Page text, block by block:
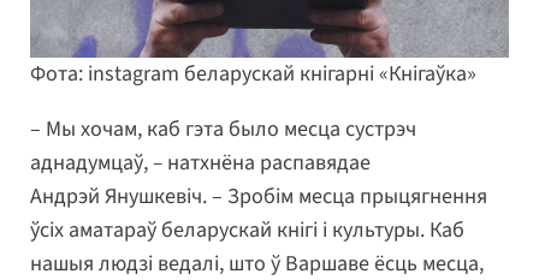
Фота: instagram беларускай кнігарні «Кнігаўка»
– Мы хочам, каб гэта было месца сустрэч
аднадумцаў,– натхнёна распавядае
Андрэй Янушкевіч. – Зробім месца прыцягнення
ўсіх аматараў беларускай кнігі і культуры. Каб
нашыя людзі ведалі, што ў Варшаве ёсць месца,